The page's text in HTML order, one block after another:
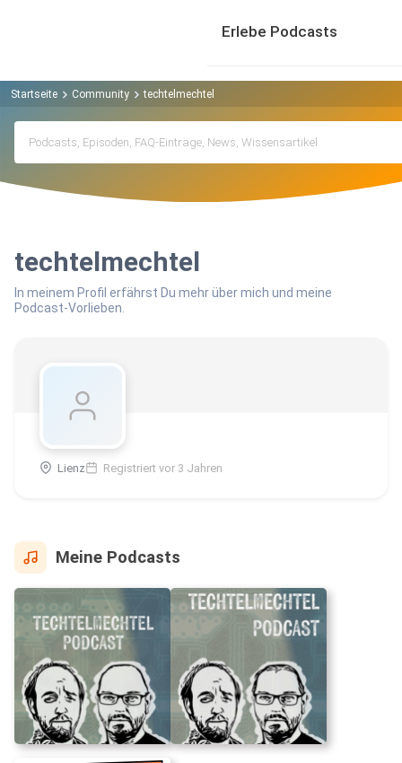
Erlebe Podcasts
Startseite Community techtelmechtel
techtelmechtel
In meinem Profil erfährst Du mehr über mich und meine
Podcast-Vorlieben.
Lienz Registriert vor 3 Jahren
Meine Podcasts